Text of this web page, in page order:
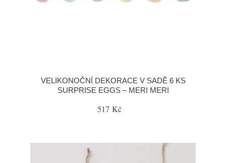
VELIKONOČNÍ DEKORACE V SADĚ 6 KS
SURPRISE EGGS – MERI MERI
517 Kč